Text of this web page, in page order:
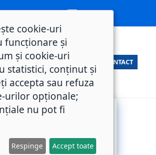
CONTACT
cookie-uri
funcționare și
și cookie-uri
statistici, conținut și
accepta sau refuza
urilor opționale;
nu pot fi
Respinge Accept toate